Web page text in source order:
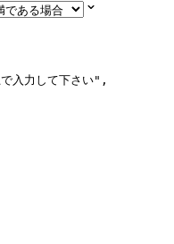
入力して下さい" ,